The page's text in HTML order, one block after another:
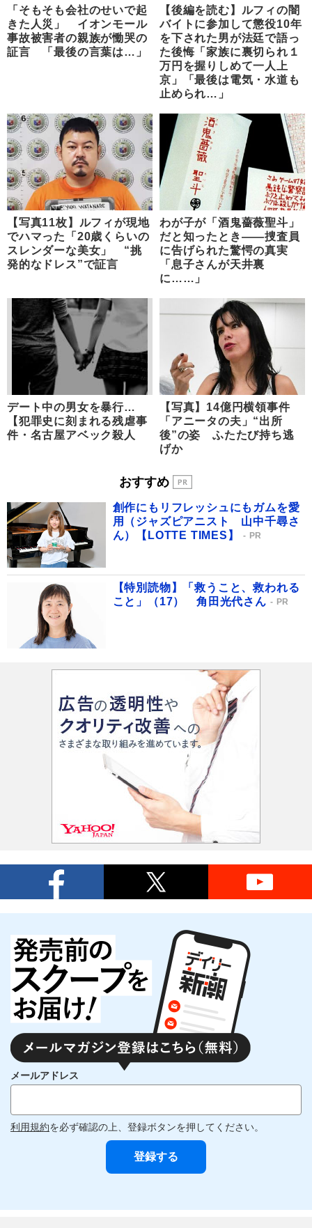
「そもそも会社のせいで起
きた人災」 イオンモール
事故被害者の親族が慟哭の
証言 「最後の言葉は…」
【後編を読む】ルフィの闇
バイトに参加して懲役10年
を下された男が法廷で語っ
た後悔「家族に裏切られ１
万円を握りしめて一人上
京」「最後は電気・水道も
止められ…」
【写真11枚】ルフィが現地
でハマった「20歳くらいの
スレンダーな美女」 “挑
発的なドレス”で証言
わが子が「酒鬼薔薇聖斗」
だと知ったとき――捜査員
に告げられた驚愕の真実
「息子さんが天井裏
に……」
デート中の男女を暴行…
【犯罪史に刻まれる残虐事
件・名古屋アベック殺人
【写真】14億円横領事件
「アニータの夫」“出所
後”の姿 ふたたび持ち逃
げか
おすすめ
創作にもリフレッシュにもガムを愛
用（ジャズピアニスト 山中千尋さ
ん）【LOTTE TIMES】
PR
【特別読物】「救うこと、救われる
こと」（17） 角田光代さん
PR
メールアドレス
利用規約を必ず確認の上、登録ボタンを押してください。